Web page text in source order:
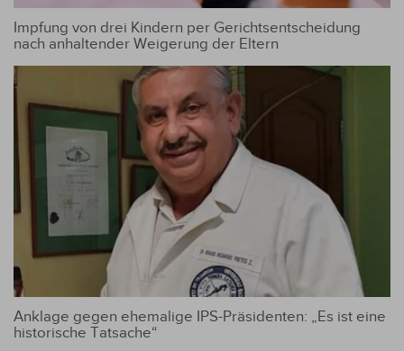
Impfung von drei Kindern per Gerichtsentscheidung
nach anhaltender Weigerung der Eltern
Anklage gegen ehemalige IPS-Präsidenten: „Es ist eine
historische Tatsache“